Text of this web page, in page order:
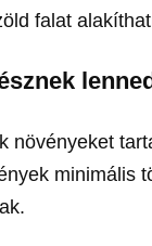
falat
növényeket
minimális